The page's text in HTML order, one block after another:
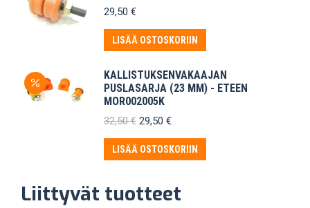
29,50 €
LISÄÄ OSTOSKORIIN
KALLISTUKSENVAKAAJAN
PUSLASARJA (23 MM) - ETEEN
MOR002005K
32,50€ Alkuperäinen
oli:
32,50 €.
29,50 €Nykyinen
on:
29,50 €.
LISÄÄ OSTOSKORIIN
Liittyvät tuotteet